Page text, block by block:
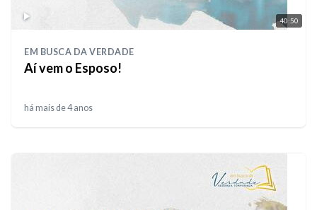
40:50
EM BUSCA DA VERDADE
Aí vem o Esposo!
há mais de 4 anos